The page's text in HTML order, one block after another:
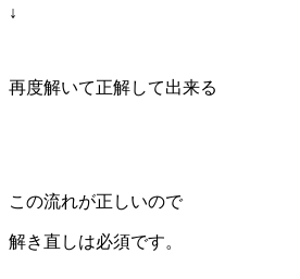
↓
再度解いて正解して出来る
この流れが正しいので
解き直しは必須です。